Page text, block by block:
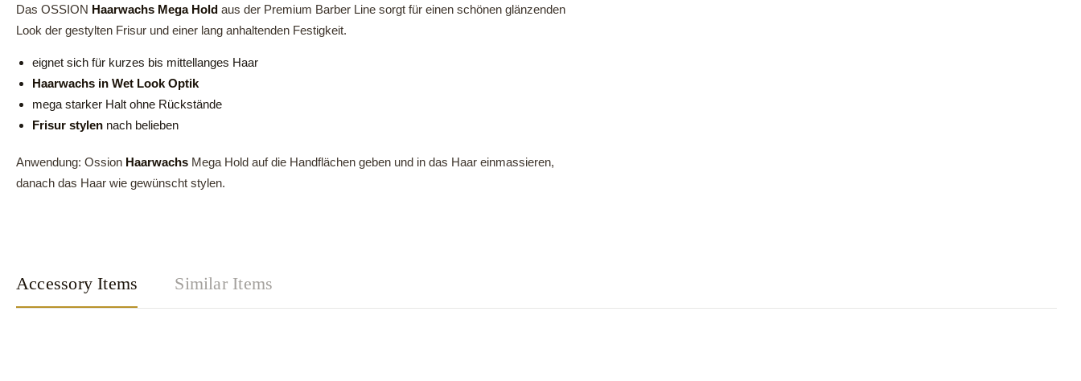
Das OSSION Haarwachs Mega Hold aus der Premium Barber Line sorgt für einen schönen glänzenden
Look der gestylten Frisur und einer lang anhaltenden Festigkeit.
eignet sich für kurzes bis mittellanges Haar
Haarwachs in Wet Look Optik
mega starker Halt ohne Rückstände
Frisur stylen nach belieben
Anwendung: Ossion Haarwachs Mega Hold auf die Handflächen geben und in das Haar einmassieren,
danach das Haar wie gewünscht stylen.
Accessory Items Similar Items